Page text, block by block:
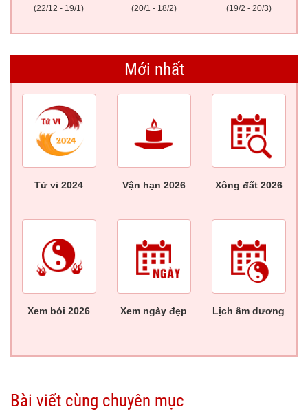
(22/12 - 19/1) (20/1 - 18/2) (19/2 - 20/3)
Mới nhất
Tử vi 2024 Vận hạn 2026 Xông đất 2026
Xem bói 2026 Xem ngày đẹp Lịch âm dương
Bài viết cùng chuyên mục